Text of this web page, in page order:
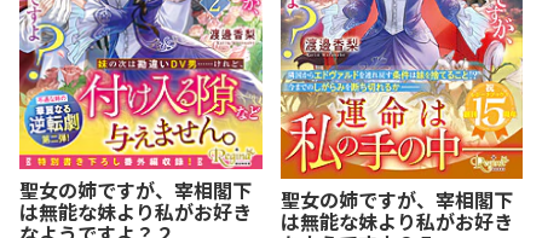
聖女の姉ですが、宰相閣下
は無能な妹より私がお好き 聖女の姉ですが、宰相閣下
は無能な妹より私がお好き